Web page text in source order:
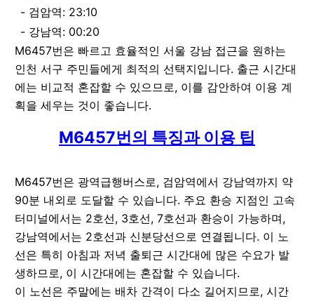
검암역: 23:10
강남역: 00:20
M6457번은 빠르고 효율적인 서울 강남 접근을 원하는
인천 서구 주민들에게 최적의 선택지입니다. 출근 시간대
에는 비교적 혼잡할 수 있으므로, 이를 감안하여 이용 계
획을 세우는 것이 좋습니다.
M6457번의 특징과 이용 팁
M6457번은 광역급행버스로, 검암역에서 강남역까지 약
90분 내외로 도달할 수 있습니다. 주요 환승 지점인 고속
터미널에서는 2호선, 3호선, 7호선과 환승이 가능하며,
강남역에서는 2호선과 신분당선으로 연결됩니다. 이 노
선은 특히 아침과 저녁 출퇴근 시간대에 많은 수요가 발
생하므로, 이 시간대에는 혼잡할 수 있습니다.
이 노선은 주말에는 배차 간격이 다소 길어지므로, 시간